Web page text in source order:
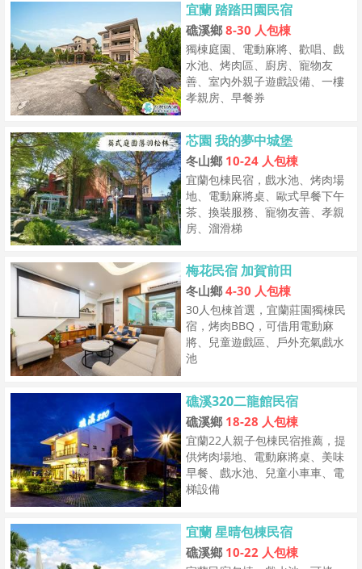
宜蘭 踏踏田園民宿
礁溪鄉 8-30 人包棟
獨棟庭園、電動麻將、歡唱、戲
水池、烤肉區、廚房、寵物友
善、室內外親子遊戲設備、一樓
孝親房、早餐券
芯園 我的夢中城堡
冬山鄉 10-24 人包棟
宜蘭包棟民宿，戲水池、烤肉場
地、電動麻將桌、歐式早餐下午
茶、換裝服務、寵物友善、孝親
房、溜滑梯
梅花民宿 加賀前田
冬山鄉 4-30 人包棟
30人包棟首選，宜蘭莊園獨棟民
宿，烤肉BBQ，可借用電動麻
將、兒童遊戲區、戶外充氣戲水
池
礁溪320二龍館民宿
礁溪鄉 18-28 人包棟
宜蘭22人親子包棟民宿推薦，提
供烤肉場地、電動麻將桌、美味
早餐、戲水池、兒童小車車、電
梯設備
宜蘭 星晴包棟民宿
礁溪鄉 10-22 人包棟